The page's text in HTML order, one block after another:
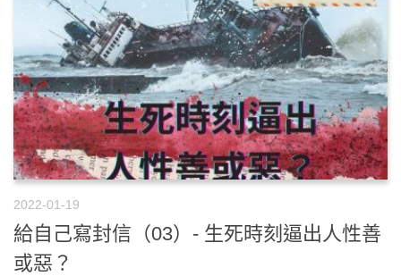
2022-01-19
給自己寫封信（03）- 生死時刻逼出人性善
或惡？